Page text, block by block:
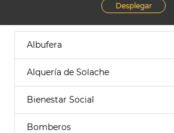
Desplegar
Albufera
Alquería de Solache
Bienestar Social
Bomberos